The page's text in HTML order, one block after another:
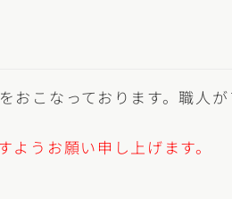
こなっております。職人
うお願い申し上げます。